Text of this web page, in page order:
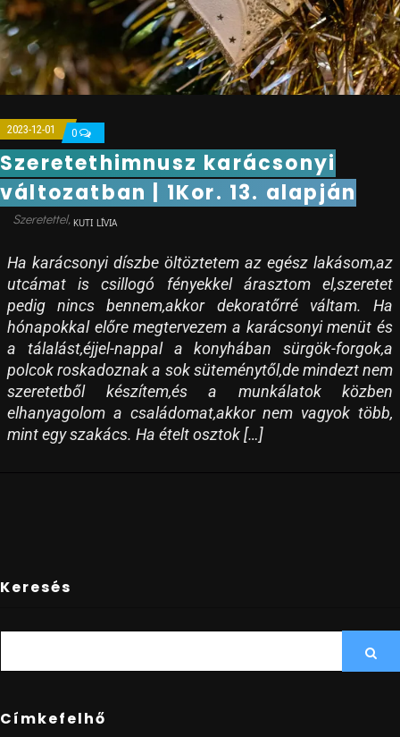
2023-12-01 0
Szeretethimnusz karácsonyi
változatban | 1Kor. 13. alapján
KUTI LÍVIA
Ha karácsonyi díszbe öltöztetem az egész lakásom,az
utcámat is csillogó fényekkel árasztom el,szeretet
pedig nincs bennem,akkor dekoratőrré váltam. Ha
hónapokkal előre megtervezem a karácsonyi menüt és
a tálalást,éjjel-nappal a konyhában sürgök-forgok,a
polcok roskadoznak a sok süteménytől,de mindezt nem
szeretetből készítem,és a munkálatok közben
elhanyagolom a családomat,akkor nem vagyok több,
mint egy szakács. Ha ételt osztok […]
Keresés
Címkefelhő